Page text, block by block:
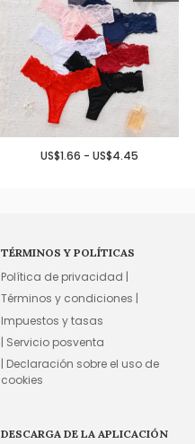
US$1.66 - US$4.45
TÉRMINOS Y POLÍTICAS
Política de privacidad |
Términos y condiciones |
Impuestos y tasas
| Servicio posventa
| Declaración sobre el uso de
cookies
DESCARGA DE LA APLICACIÓN